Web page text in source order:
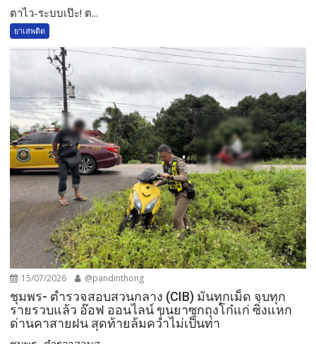
ตาไว-ระบบเป๊ะ! ต...
ยาเสพติด
15/07/2026 @pandinthong
ชุมพร- ตำรวจสอบสวนกลาง (CIB) มันทุกเม็ด จบทุก
รายรวบแล้ว อ๊อฟ ออนไลน์ ขนยาซุกถุงโก๋แก่ ซิ่งแหก
ด่านคาสายฝน สุดท้ายล้มคว่ำไม่เป็นท่า